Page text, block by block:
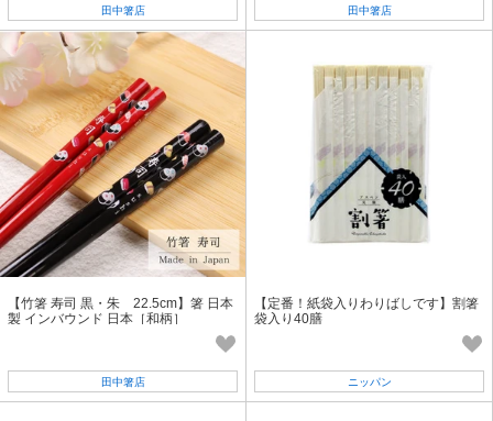
田中箸店 田中箸店
【竹箸 寿司 黒・朱 22.5cm】箸 日本
製 インバウンド 日本［和柄］
田中箸店
【定番！紙袋入りわりばしです】割箸
袋入り40膳
ニッパン